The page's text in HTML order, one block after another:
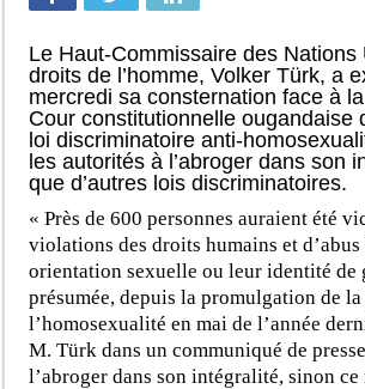
Le Haut-Commissaire des Nations
droits de l’homme, Volker Türk, a
mercredi sa consternation face à
Cour constitutionnelle ougandaise
loi discriminatoire anti-
les autorités à l’abroger dans son
que d’autres lois discriminatoires.
« Près de 600 personnes auraient été
violations des droits humains et
orientation sexuelle ou leur identité de
présumée, depuis la promulgation de
l’homosexualité en mai de l’année
M. Türk dans un communiqué de
l’abroger dans son intégralité, sinon ce